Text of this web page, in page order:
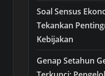
Soal Sensus
Tekankan
Kebijakan
Genap Setahun